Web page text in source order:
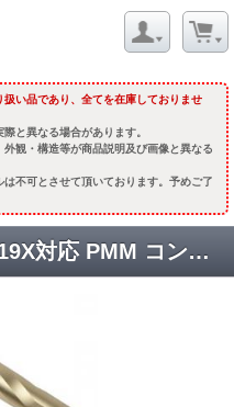
扱い品であり、全てを在庫しておりませ
と異なる場合があります。
外観・構造等が商品説明及び画像と異なる
不可とさせて頂いております。予めご了
UMAREX (VFC) GLOCK19X対応 PMM コンペンセイター バレル セット [KW-FH-063(013-set)] [品切中.再生産待ち]